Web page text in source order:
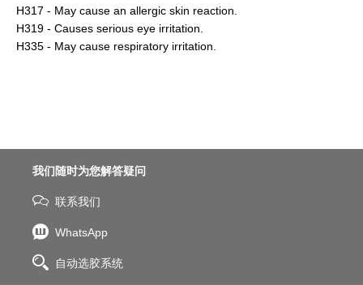
H317 - May cause an allergic skin reaction.
H319 - Causes serious eye irritation.
H335 - May cause respiratory irritation.
我们随时为您解答疑问
联系我们
WhatsApp
自动选胶系统